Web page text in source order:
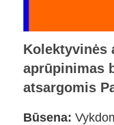
Kolektyvinės
aprūpinimas
atsargomis
Būsena: